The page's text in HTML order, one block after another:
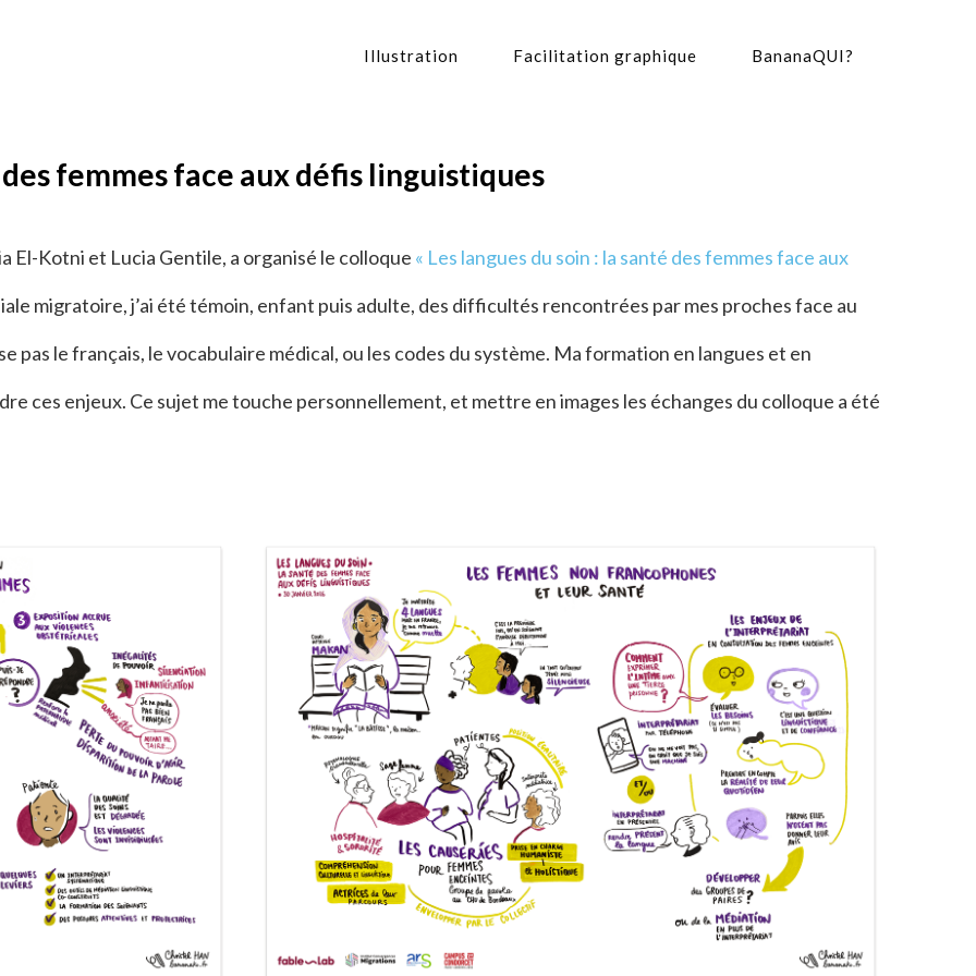
Illustration Facilitation graphique BananaQUI?
femmes face aux défis linguistiques
El-Kotni et Lucia Gentile, a organisé le colloque « Les langues du soin : la santé des femmes face aux
migratoire, j’ai été témoin, enfant puis adulte, des difficultés rencontrées par mes proches face au
pas le français, le vocabulaire médical, ou les codes du système. Ma formation en langues et en
ces enjeux. Ce sujet me touche personnellement, et mettre en images les échanges du colloque a été